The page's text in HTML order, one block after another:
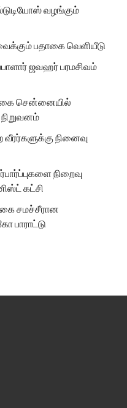
வழங்கும்
பதாகை வெளியீடு
ஜவஹர் பரமசிவம்
சென்னையில்
நிறுவனம்
நினைவு
நிறைவு
கட்சி
சமச்சீரான
பாராட்டு